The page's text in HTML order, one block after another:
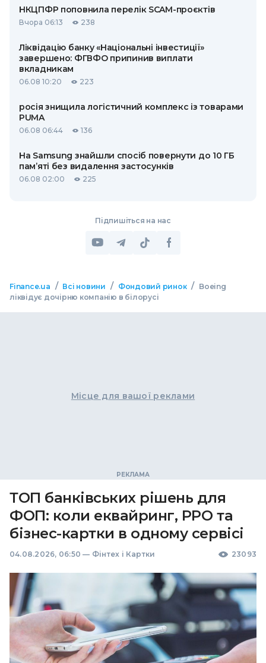
НКЦПФР поповнила перелік SCAM-проєктів
Вчора 06:13 238
Ліквідацію банку «Національні інвестиції»
завершено: ФГВФО припинив виплати
вкладникам
06.08 10:20 223
росія знищила логістичний комплекс із товарами
PUMA
06.08 06:44 136
На Samsung знайшли спосіб повернути до 10 ГБ
пам’яті без видалення застосунків
06.08 02:00 225
Підпишіться на нас
Finance.ua / Всі новини / Фондовий ринок / Boeing
ліквідує дочірню компанію в білорусі
Місце для вашої реклами
ТОП банківських рішень для
ФОП: коли еквайринг, РРО та
бізнес-картки в одному сервісі
04.08.2026, 06:50 — Фінтех і Картки 23093